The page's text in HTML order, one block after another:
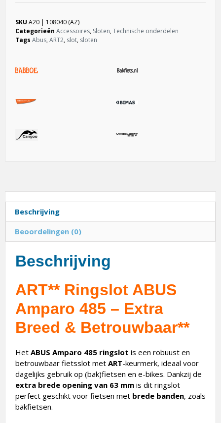
SKU A20 | 108040 (AZ)
Categorieën Accessoires, Sloten,Technische onderdelen
Tags Abus,ART2, slot, sloten
Beschrijving
Beoordelingen (0)
Beschrijving
ART**Ringslot ABUS
Amparo 485 – Extra
Breed & Betrouwbaar**
Het ABUS Amparo 485 ringslot is een robuust en
betrouwbaar fietsslot met ART-keurmerk, ideaal voor
dagelijks gebruik op (bak)fietsen en e-bikes. Dankzij de
extra brede opening van 63 mm is dit ringslot
perfect geschikt voor fietsen met brede banden, zoals
bakfietsen.